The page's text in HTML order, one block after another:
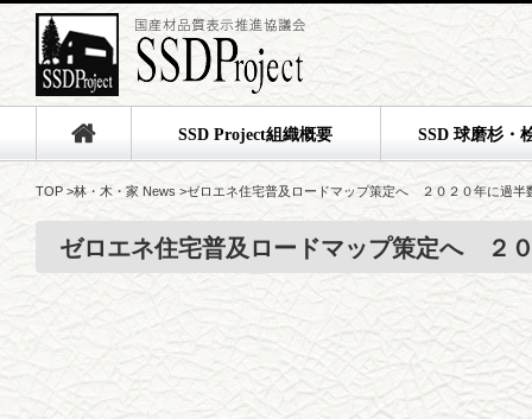
SSD Project組織概要 SSD 球磨杉・
TOP >林・木・家 News >ゼロエネ住宅普及ロードマップ策定へ ２０２０年に過半
ゼロエネ住宅普及ロードマップ策定へ ２